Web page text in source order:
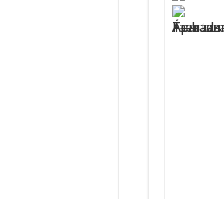
Área